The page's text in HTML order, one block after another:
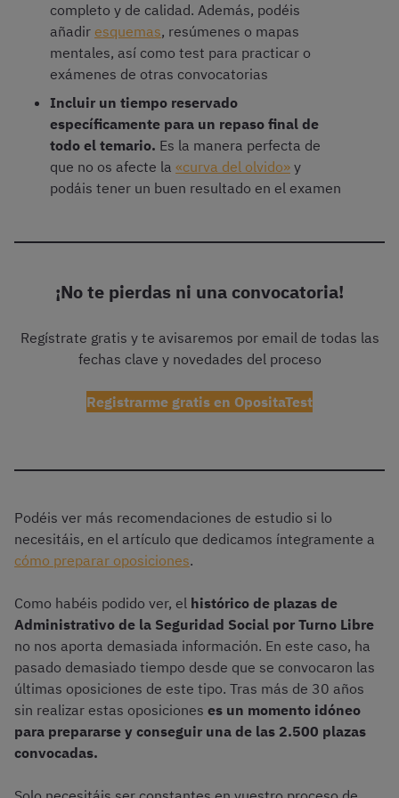
completo y de calidad. Además, podéis
añadir esquemas, resúmenes o mapas
mentales, así como test para practicar o
exámenes de otras convocatorias
Incluir un tiempo reservado
específicamente para un repaso final de
todo el temario. Es la manera perfecta de
que no os afecte la «curva del olvido» y
podáis tener un buen resultado en el examen
¡No te pierdas ni una convocatoria!
Regístrate gratis y te avisaremos por email de todas las
fechas clave y novedades del proceso
Registrarme gratis en OpositaTest
Podéis ver más recomendaciones de estudio si lo
necesitáis, en el artículo que dedicamos íntegramente a
cómo preparar oposiciones.
Como habéis podido ver, el histórico de plazas de
Administrativo de la Seguridad Social por Turno Libre
no nos aporta demasiada información. En este caso, ha
pasado demasiado tiempo desde que se convocaron las
últimas oposiciones de este tipo. Tras más de 30 años
sin realizar estas oposiciones es un momento idóneo
para prepararse y conseguir una de las 2.500 plazas
convocadas.